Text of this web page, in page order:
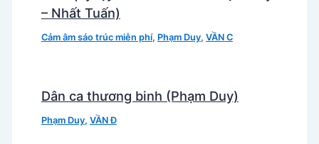
– Nhất Tuấn)
Cảm âm sáo trúc miễn phí, Phạm Duy, VẦN C
Dân ca thương binh (Phạm Duy)
Phạm Duy, VẦN Đ